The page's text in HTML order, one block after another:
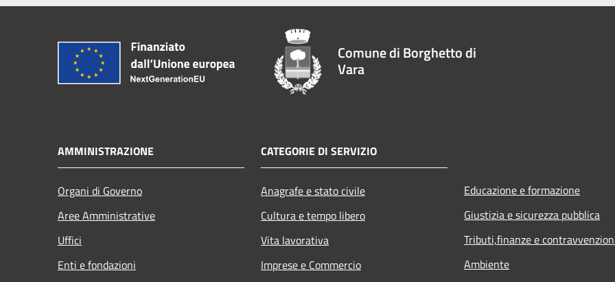
Comune di Borghetto di
Vara
AMMINISTRAZIONE
Organi di Governo
Aree Amministrative
Uffici
Enti e fondazioni
CATEGORIE DI SERVIZIO
Anagrafe e stato civile
Cultura e tempo libero
Vita lavorativa
Imprese e Commercio
Educazione e formazione
Giustizia e sicurezza pubblica
Tributi,finanze e
Ambiente